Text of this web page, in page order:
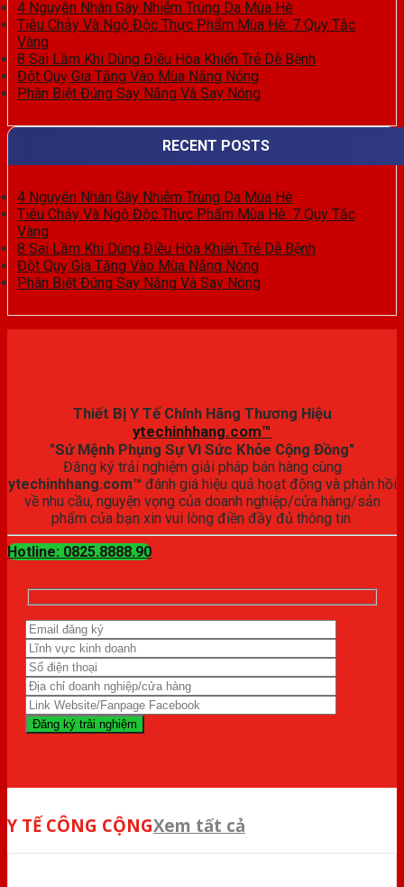
4 Nguyên Nhân Gây Nhiễm Trùng Da Mùa Hè
Tiêu Chảy Và Ngộ Độc Thực Phẩm Mùa Hè: 7 Quy Tắc
Vàng
8 Sai Lầm Khi Dùng Điều Hòa Khiến Trẻ Dễ Bệnh
Đột Quỵ Gia Tăng Vào Mùa Nắng Nóng
Phân Biệt Đúng Say Nắng Và Say Nóng
RECENT POSTS
4 Nguyên Nhân Gây Nhiễm Trùng Da Mùa Hè
Tiêu Chảy Và Ngộ Độc Thực Phẩm Mùa Hè: 7 Quy Tắc
Vàng
8 Sai Lầm Khi Dùng Điều Hòa Khiến Trẻ Dễ Bệnh
Đột Quỵ Gia Tăng Vào Mùa Nắng Nóng
Phân Biệt Đúng Say Nắng Và Say Nóng
Thiết Bị Y Tế Chính Hãng Thương Hiệu
ytechinhhang.com™
"Sứ Mệnh Phụng Sự Vì Sức Khỏe Cộng Đồng"
Đăng ký trải nghiệm giải pháp bán hàng cùng
ytechinhhang.com™ đánh giá hiệu quả hoạt động và phản hồi
về nhu cầu, nguyện vọng của doanh nghiệp/cửa hàng/sản
phẩm của bạn xin vui lòng điền đầy đủ thông tin.
Hotline: 0825.8888.90
Y TẾ CÔNG CỘNGXem tất cả